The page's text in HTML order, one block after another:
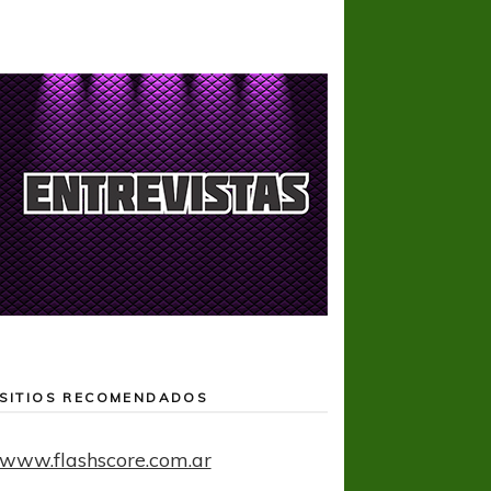
SITIOS RECOMENDADOS
www.flashscore.com.ar